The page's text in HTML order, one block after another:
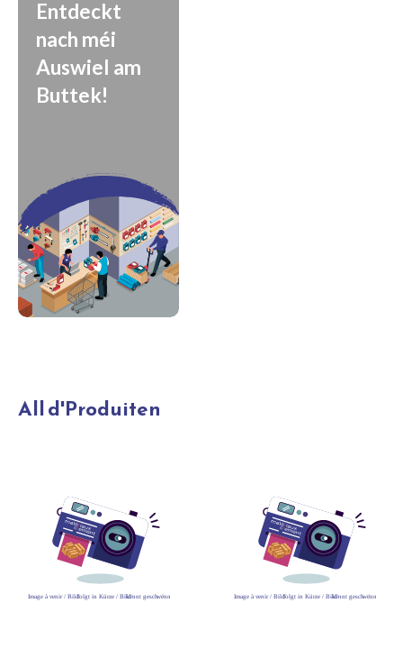
Entdeckt
nach méi
Auswiel am
Buttek!
All d'Produiten